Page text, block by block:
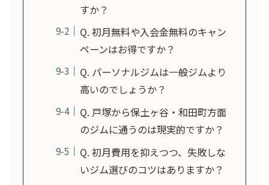
すか？
Q. 初月無料や入会金無料のキャン
ペーンはお得ですか？
Q. パーソナルジムは一般ジムより
高いのでしょうか？
Q. 戸塚から保土ヶ谷・和田町方面
のジムに通うのは現実的ですか？
Q. 初月費用を抑えつつ、失敗しな
いジム選びのコツはありますか？